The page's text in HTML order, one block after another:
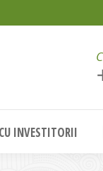
INVESTITORII